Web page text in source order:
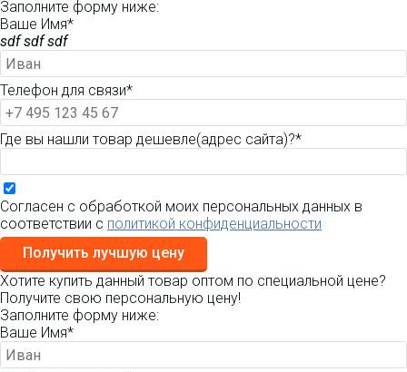
Заполните форму ниже:
Ваше Имя*
sdf sdf sdf
Телефон для связи*
Где вы нашли товар дешевле(адрес сайта)?*
Согласен с обработкой моих персональных данных в
соответствии с политикой конфиденциальности
Получить лучшую цену
Хотите купить данный товар оптом по специальной цене?
Получите свою персональную цену!
Заполните форму ниже:
Ваше Имя*